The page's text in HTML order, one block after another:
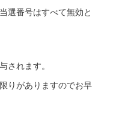
選番号はすべて無効と
されます。
りがありますのでお早